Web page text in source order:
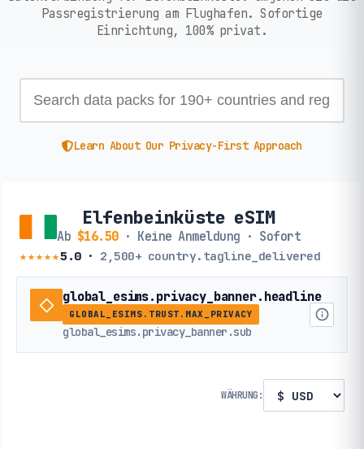
Passregistrierung am Flughafen. Sofortige
Einrichtung, 100% privat.
Learn About Our Privacy-First Approach
Elfenbeinküste eSIM
Ab $16.50· Keine Anmeldung · Sofort
★★★★★5.0· 2,500+ country.tagline_delivered
global_esims.privacy_banner.headline
GLOBAL_ESIMS.TRUST.MAX_PRIVACY
global_esims.privacy_banner.sub
WÄHRUNG: